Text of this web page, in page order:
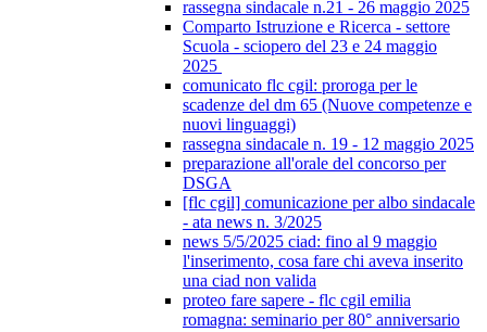
rassegna sindacale n.21 - 26 maggio 2025
Comparto Istruzione e Ricerca - settore
Scuola - sciopero del 23 e 24 maggio
2025
comunicato flc cgil: proroga per le
scadenze del dm 65 (Nuove competenze e
nuovi linguaggi)
rassegna sindacale n. 19 - 12 maggio 2025
preparazione all'orale del concorso per
DSGA
[flc cgil] comunicazione per albo sindacale
- ata news n. 3/2025
news 5/5/2025 ciad: fino al 9 maggio
l'inserimento, cosa fare chi aveva inserito
una ciad non valida
proteo fare sapere - flc cgil emilia
romagna: seminario per 80° anniversario